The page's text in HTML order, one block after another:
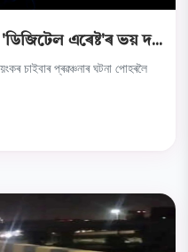
এৰেষ্ট'ৰ ভয় দ...
চাইবাৰ প্ৰৱঞ্চনাৰ ঘটনা পোহৰলৈ